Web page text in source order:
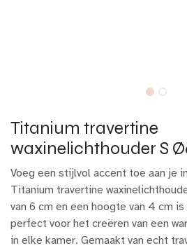
Titanium travertine
waxinelichthouder S
Voeg een stijlvol accent toe aan je
Titanium travertine
van 6 cm en een hoogte van 4 cm
perfect voor het creëren van een
in elke kamer. Gemaakt van echt